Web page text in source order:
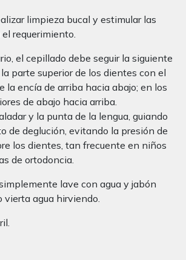
limpieza bucal y estimular las
requerimiento.
el cepillado debe seguir la siguiente
parte superior de los dientes con el
la encía de arriba hacia abajo; en los
de abajo hacia arriba.
y la punta de la lengua, guiando
de deglución, evitando la presión de
los dientes, tan frecuente en niños
de ortodoncia.
lave con agua y jabón
vierta agua hirviendo.